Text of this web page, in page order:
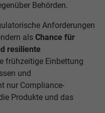
Behörden.
Anforderungen
als Chance für
resiliente
frühzeitige Einbettung
und
nur Compliance-
Produkte und das